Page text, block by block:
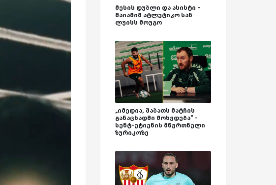
მესის დუბლი და ასისტი -
მაიამიმ ატლეტიკო სან
ლუისს მოუგო
„იმედია, შაბათს მატჩის
განაცხადში მოხვდება“ -
სენტ-ეტიენის მწვრთნელი
ზურიკოზე